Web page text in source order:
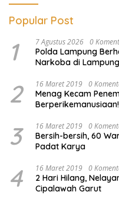
Popular Post
1 7 Agustus 2026 0
Polda Lampung
Narkoba di
2 16 Maret 2019 0
Menag Kecam
Berperikemanusiaan!
3 16 Maret 2019 0
Bersih-bersih, 60
Padat Karya
4 16 Maret 2019 0
2 Hari Hilang,
Cipalawah Garut